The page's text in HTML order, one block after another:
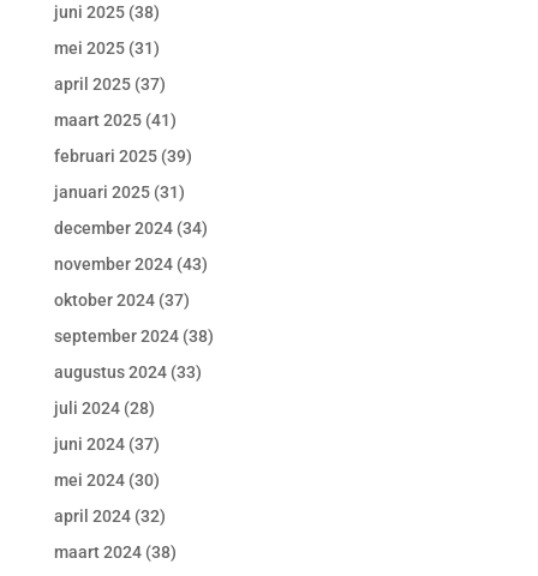
juni 2025(38)
mei 2025(31)
april 2025(37)
maart 2025(41)
februari 2025(39)
januari 2025(31)
december 2024(34)
november 2024(43)
oktober 2024(37)
september 2024(38)
augustus 2024(33)
juli 2024(28)
juni 2024(37)
mei 2024(30)
april 2024(32)
maart 2024(38)